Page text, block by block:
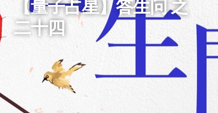
【量子占星】答生问 之
二十四